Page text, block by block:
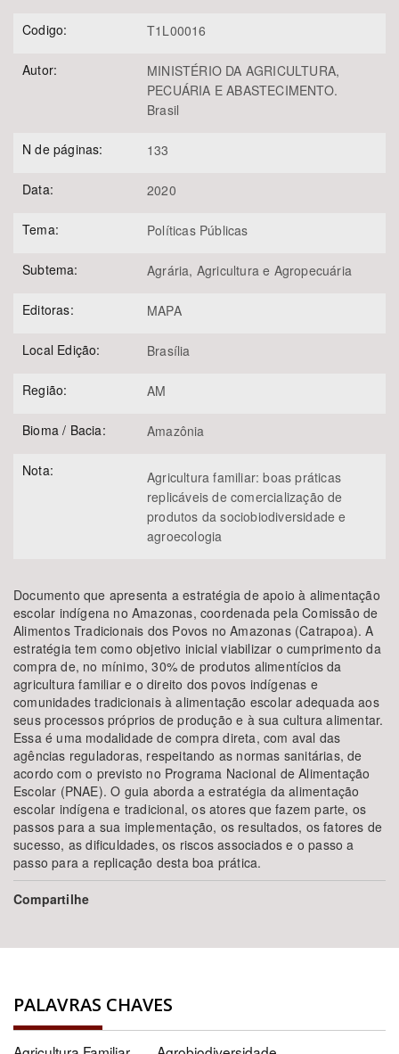
Codigo: T1L00016
Autor:
MINISTÉRIO DA AGRICULTURA,
PECUÁRIA E ABASTECIMENTO.
Brasil
N de páginas: 133
Data: 2020
Tema: Políticas Públicas
Subtema: Agrária, Agricultura e Agropecuária
Editoras: MAPA
Local Edição: Brasília
Região: AM
Bioma / Bacia: Amazônia
Nota:
Agricultura familiar: boas práticas
replicáveis de comercialização de
produtos da sociobiodiversidade e
agroecologia
Documento que apresenta a estratégia de apoio à alimentação
escolar indígena no Amazonas, coordenada pela Comissão de
Alimentos Tradicionais dos Povos no Amazonas (Catrapoa). A
estratégia tem como objetivo inicial viabilizar o cumprimento da
compra de, no mínimo, 30% de produtos alimentícios da
agricultura familiar e o direito dos povos indígenas e
comunidades tradicionais à alimentação escolar adequada aos
seus processos próprios de produção e à sua cultura alimentar.
Essa é uma modalidade de compra direta, com aval das
agências reguladoras, respeitando as normas sanitárias, de
acordo com o previsto no Programa Nacional de Alimentação
Escolar (PNAE). O guia aborda a estratégia da alimentação
escolar indígena e tradicional, os atores que fazem parte, os
passos para a sua implementação, os resultados, os fatores de
sucesso, as dificuldades, os riscos associados e o passo a
passo para a replicação desta boa prática.
Compartilhe
PALAVRAS CHAVES